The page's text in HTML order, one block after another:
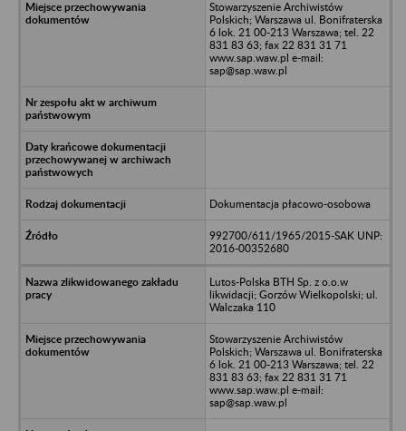
Stowarzyszenie Archiwistów
Polskich; Warszawa ul. Bonifraterska
6 lok. 21 00-213 Warszawa; tel. 22
831 83 63; fax 22 831 31 71
www.sap.waw.pl e-mail:
sap@sap.waw.pl
Dokumentacja płacowo-osobowa
992700/611/1965/2015-SAK UNP:
2016-00352680
Lutos-Polska BTH Sp. z o.o.w
likwidacji; Gorzów Wielkopolski; ul.
Walczaka 110
Stowarzyszenie Archiwistów
Polskich; Warszawa ul. Bonifraterska
6 lok. 21 00-213 Warszawa; tel. 22
831 83 63; fax 22 831 31 71
www.sap.waw.pl e-mail:
sap@sap.waw.pl